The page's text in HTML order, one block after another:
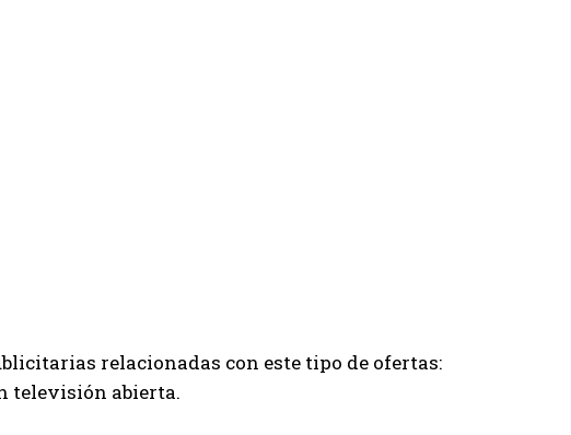
relacionadas con este tipo de ofertas:
televisión abierta.